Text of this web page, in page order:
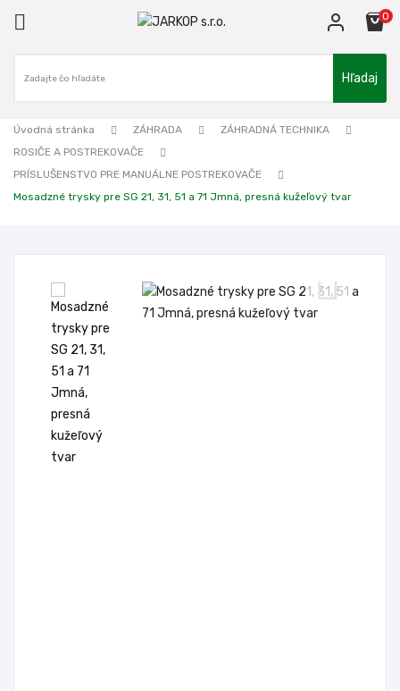
 0
Hľadaj
Úvodná stránka ZÁHRADA
ZÁHRADNÁ TECHNIKA
ROSIČE A POSTREKOVAČE
PRÍSLUŠENSTVO PRE MANUÁLNE POSTREKOVAČE
Mosadzné trysky pre SG 21, 31, 51 a 71 Jmná, presná kužeľový tvar